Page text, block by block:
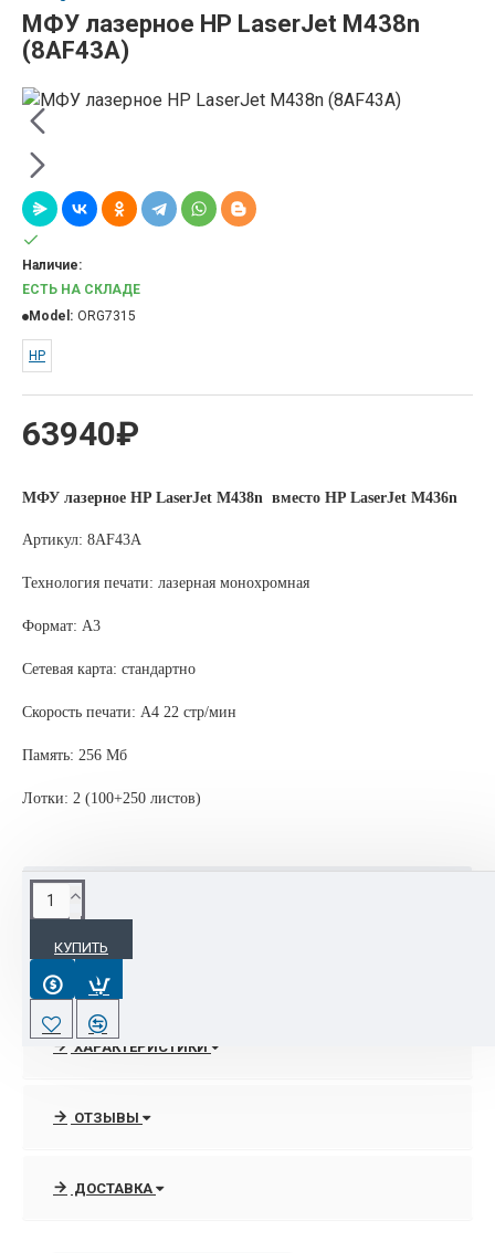
МФУ лазерное HP LaserJet M438n
(8AF43A)
63940₽
Наличие:
ЕСТЬ НА СКЛАДЕ
Model: ORG7315
HP
МФУ лазерное HP LaserJet M438n вместо HP LaserJet M436n
Артикул: 8AF43A
Технология печати: лазерная монохромная
Формат: A3
Сетевая карта: стандартно
Скорость печати: A4 22 стр/мин
Память: 256 Мб
Лотки: 2 (100+250 листов)
КУПИТЬ
ОПИСАНИЕ
Интернет-магазин располагает полным спектром линейки
мфу, принтеров , широкоформатных аппаратов НР.
В любое удобное время всегда можно получить грамотную
консультации специалистов отдела продаж по выбору
высококачественными услугами по запуску, подключением в
ХАРАКТЕРИСТИКИ
ОТЗЫВЫ
ДОСТАВКА